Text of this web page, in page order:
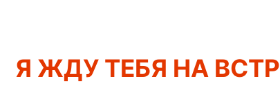
Я ЖДУ ТЕБЯ НА